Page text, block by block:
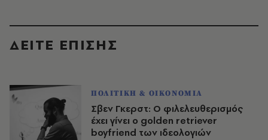
ΔΕΙΤΕ ΕΠΙΣΗΣ
ΠΟΛΙΤΙΚΗ & ΟΙΚΟΝΟΜΙΑ
Σβεν Γκερστ: Ο φιλελευθερισμός
έχει γίνει ο golden retriever
boyfriend των ιδεολογιών